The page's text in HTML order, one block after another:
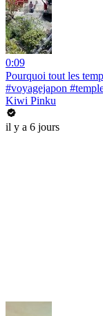
0:09
Pourquoi tout les
#voyagejapon
Kiwi Pinku
il y a 6 jours